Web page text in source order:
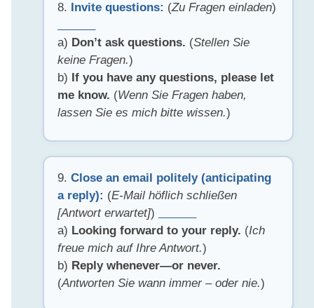
8. Invite questions: (Zu Fragen einladen)
a) Don’t ask questions. (Stellen Sie
keine Fragen.)
b) If you have any questions, please let
me know. (Wenn Sie Fragen haben,
lassen Sie es mich bitte wissen.)
9.Close an email politely (anticipating
a reply): (E-Mail höflich schließen
[Antwort erwartet])
a) Looking forward to your reply. (Ich
freue mich auf Ihre Antwort.)
b) Reply whenever—or never.
(Antworten Sie wann immer – oder nie.)